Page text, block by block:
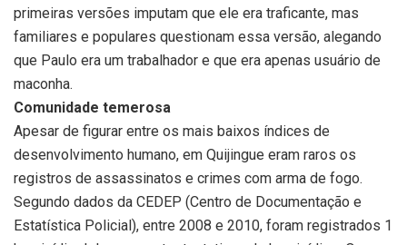
primeiras versões imputam que ele era traficante, mas
familiares e populares questionam essa versão, alegando
que Paulo era um trabalhador e que era apenas usuário de
maconha.
Comunidade temerosa
Apesar de figurar entre os mais baixos índices de
desenvolvimento humano, em Quijingue eram raros os
registros de assassinatos e crimes com arma de fogo.
Segundo dados da CEDEP (Centro de Documentação e
Estatística Policial), entre 2008 e 2010, foram registrados 1